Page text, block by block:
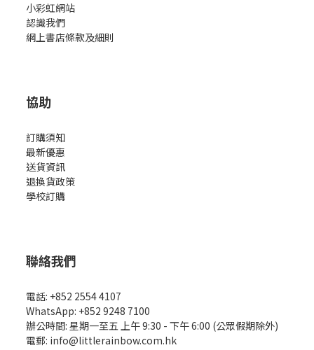
小彩虹網站
認識我們
網上書店條款及細則
協助
訂購須知
最新優惠
送貨資訊
退換貨政策
學校訂購
聯絡我們
電話: +852 2554 4107
WhatsApp: +852 9248 7100
辦公時間: 星期一至五 上午 9:30 - 下午 6:00 (公眾假期除外)
電郵: info@littlerainbow.com.hk